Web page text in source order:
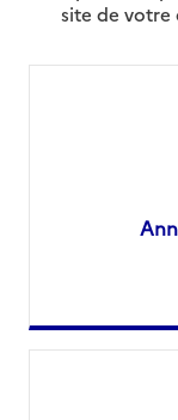
site de votre